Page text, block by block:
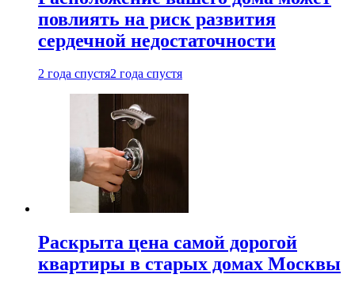
повлиять на риск развития
сердечной недостаточности
2 года спустя2 года спустя
Раскрыта цена самой дорогой
квартиры в старых домах Москвы